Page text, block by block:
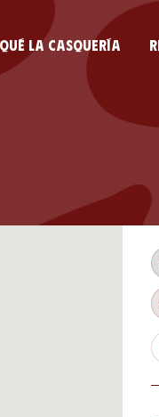
la casquería